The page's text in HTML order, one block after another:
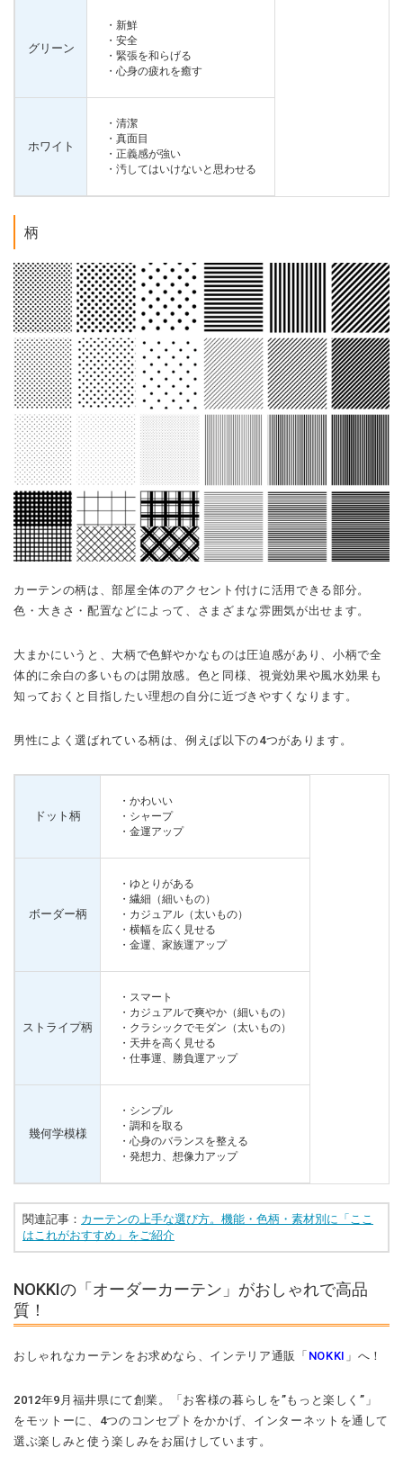
グリーン
・新鮮
・安全
・緊張を和らげる
・心身の疲れを癒す
ホワイト
・清潔
・真面目
・正義感が強い
・汚してはいけないと思わせる
柄
カーテンの柄は、部屋全体のアクセント付けに活用できる部分。
色・大きさ・配置などによって、さまざまな雰囲気が出せます。
大まかにいうと、大柄で色鮮やかなものは圧迫感があり、小柄で全
体的に余白の多いものは開放感。色と同様、視覚効果や風水効果も
知っておくと目指したい理想の自分に近づきやすくなります。
男性によく選ばれている柄は、例えば以下の4つがあります。
ドット柄
・かわいい
・シャープ
・金運アップ
ボーダー柄
・ゆとりがある
・繊細（細いもの）
・カジュアル（太いもの）
・横幅を広く見せる
・金運、家族運アップ
ストライプ柄
・スマート
・カジュアルで爽やか（細いもの）
・クラシックでモダン（太いもの）
・天井を高く見せる
・仕事運、勝負運アップ
幾何学模様
・シンプル
・調和を取る
・心身のバランスを整える
・発想力、想像力アップ
関連記事： カーテンの上手な選び方。機能・色柄・素材別に「ここ
はこれがおすすめ」をご紹介
NOKKIの「オーダーカーテン」がおしゃれで高品
質！
おしゃれなカーテンをお求めなら、インテリア通販「 NOKKI 」へ！
2012年9月福井県にて創業。「お客様の暮らしを”もっと楽しく”」
をモットーに、4つのコンセプトをかかげ、インターネットを通して
選ぶ楽しみと使う楽しみをお届けしています。